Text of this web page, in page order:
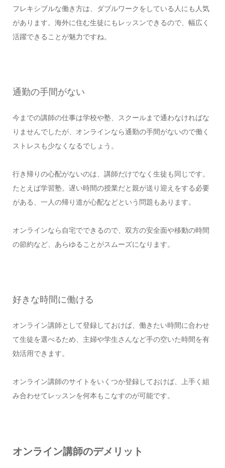
フレキシブルな働き方は、ダブルワークをしている人にも人気
があります。海外に住む生徒にもレッスンできるので、幅広く
活躍できることが魅力ですね。
通勤の手間がない
今までの講師の仕事は学校や塾、スクールまで通わなければな
りませんでしたが、オンラインなら通勤の手間がないので働く
ストレスも少なくなるでしょう。
行き帰りの心配がないのは、講師だけでなく生徒も同じです。
たとえば学習塾。遅い時間の授業だと親が送り迎えをする必要
がある、一人の帰り道が心配などという問題もあります。
オンラインなら自宅でできるので、双方の安全面や移動の時間
の節約など、あらゆることがスムーズになります。
好きな時間に働ける
オンライン講師として登録しておけば、働きたい時間に合わせ
て生徒を選べるため、主婦や学生さんなど手の空いた時間を有
効活用できます。
オンライン講師のサイトをいくつか登録しておけば、上手く組
み合わせてレッスンを何本もこなすのが可能です。
オンライン講師のデメリット